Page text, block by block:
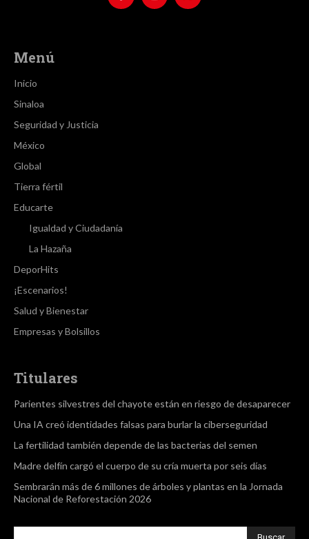
Menú
Inicio
Sinaloa
Seguridad y Justicia
México
Global
Tierra fértil
Educarte
Igualdad y Ciudadanía
La Hazaña
DeporHits
¡Escenarios!
Salud y Bienestar
Empresas y Bolsillos
Titulares
Parientes silvestres del chayote están en riesgo de desaparecer
Una IA creó identidades falsas para burlar la ciberseguridad
La fertilidad también depende de las bacterias del semen
Madre delfín cargó el cuerpo de su cría muerta por seis días
Sembrarán más de 6 millones de árboles y plantas en la Jornada
Nacional de Reforestación 2026